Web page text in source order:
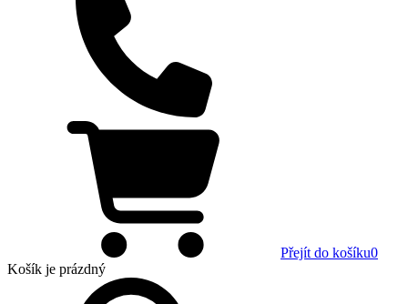
Přejít do košíku0
Košík je prázdný